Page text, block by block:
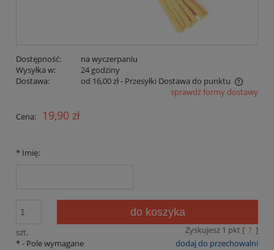
Dostępność:
na wyczerpaniu
Wysyłka w:
24 godziny
Dostawa:
od 16,00 zł- Przesyłki Dostawa do punktu
Cena nie zawiera ewentualnych kosztów płatnościsprawdź formy dostawy
Cena: 19,90 zł
* Imię:
szt.
do koszyka
Zyskujesz 1 pkt [ ? ]
dodaj do przechowalni
*- Pole wymagane